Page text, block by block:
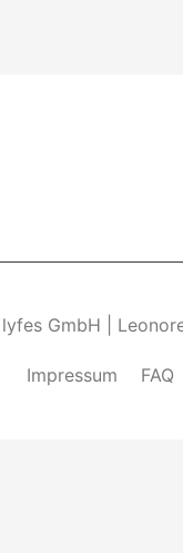
| lyfes GmbH |
Impressum FAQ